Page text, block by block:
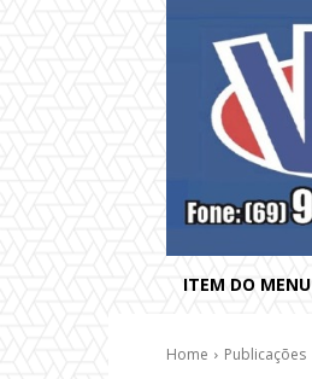
ITEM DO MENU
Home Publicações